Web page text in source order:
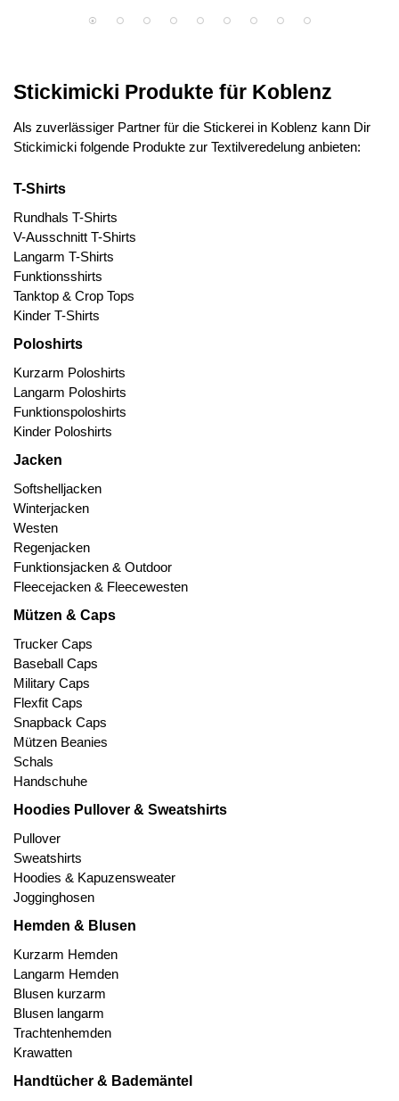
Stickimicki Produkte für Koblenz
Als zuverlässiger Partner für die Stickerei in Koblenz kann Dir
Stickimicki folgende Produkte zur Textilveredelung anbieten:
T-Shirts
Rundhals T-Shirts
V-Ausschnitt T-Shirts
Langarm T-Shirts
Funktionsshirts
Tanktop & Crop Tops
Kinder T-Shirts
Poloshirts
Kurzarm Poloshirts
Langarm Poloshirts
Funktionspoloshirts
Kinder Poloshirts
Jacken
Softshelljacken
Winterjacken
Westen
Regenjacken
Funktionsjacken & Outdoor
Fleecejacken & Fleecewesten
Mützen & Caps
Trucker Caps
Baseball Caps
Military Caps
Flexfit Caps
Snapback Caps
Mützen Beanies
Schals
Handschuhe
Hoodies Pullover & Sweatshirts
Pullover
Sweatshirts
Hoodies & Kapuzensweater
Jogginghosen
Hemden & Blusen
Kurzarm Hemden
Langarm Hemden
Blusen kurzarm
Blusen langarm
Trachtenhemden
Krawatten
Handtücher & Bademäntel